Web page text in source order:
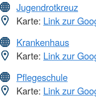
Jugendrotkreuz
Karte: Link zur
Krankenhaus
Karte: Link zur
Pflegeschule
Karte: Link zur